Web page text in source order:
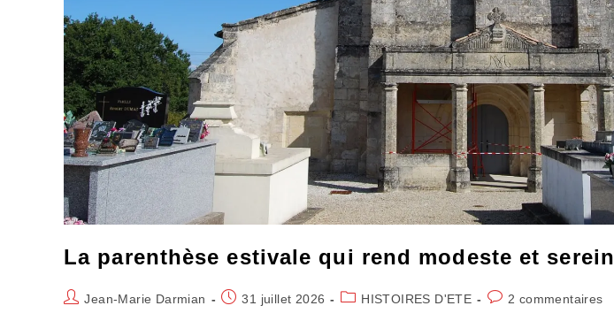
La parenthèse estivale qui rend modeste et serein
Auteur/autrice
Jean-Marie Darmian
Publication
31 juillet 2026
PostHISTOIRES D'ETE
Commentaires
2 commentaires